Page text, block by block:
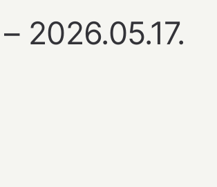
2026.05.17.